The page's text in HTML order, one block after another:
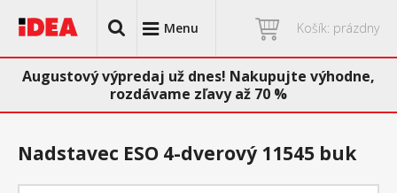
Menu Košík: prázdny
Augustový výpredaj už dnes! Nakupujte výhodne,
rozdávame zľavy až 70 %
Nadstavec ESO 4-dverový 11545 buk